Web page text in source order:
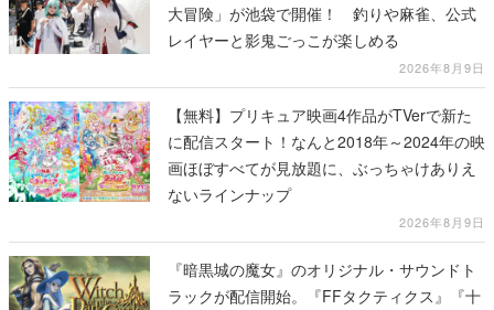
大冒険」が池袋で開催！ 釣りや麻雀、公式
レイヤーと影鬼ごっこが楽しめる
2026年8月9日
【無料】プリキュア映画4作品がTVerで新た
に配信スタート！なんと2018年～2024年の映
画ほぼすべてが見放題に、ぶっちゃけありえ
ないラインナップ
2026年8月9日
『暗黒城の魔女』のオリジナル・サウンドト
ラックが配信開始。『FFタクティクス』『十